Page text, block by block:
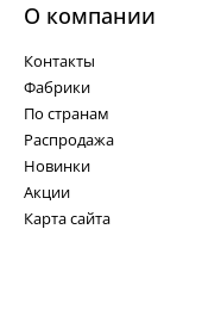
О компании
Контакты
Фабрики
По странам
Распродажа
Новинки
Акции
Карта сайта